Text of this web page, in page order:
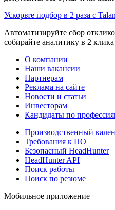
Ускорьте подбор в 2 раза с
Автоматизируйте сбор
собирайте аналитику в 2 клика
О компании
Наши вакансии
Партнерам
Реклама на сайте
Новости и статьи
Инвесторам
Кандидаты по
Производственный
Требования к ПО
Безопасный HeadHunter
HeadHunter API
Поиск работы
Поиск по резюме
Мобильное приложение